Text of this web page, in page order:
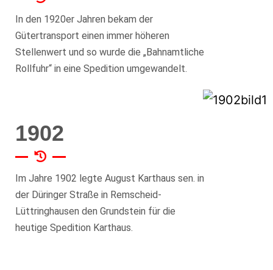
In den 1920er Jahren bekam der
Gütertransport einen immer höheren
Stellenwert und so wurde die „Bahnamtliche
Rollfuhr“ in eine Spedition umgewandelt.
1902
Im Jahre 1902 legte August Karthaus sen. in
der Düringer Straße in Remscheid-
Lüttringhausen den Grundstein für die
heutige Spedition Karthaus.